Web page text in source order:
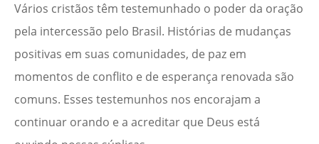
Vários cristãos têm testemunhado o poder da oração
pela intercessão pelo Brasil. Histórias de mudanças
positivas em suas comunidades, de paz em
momentos de conflito e de esperança renovada são
comuns. Esses testemunhos nos encorajam a
continuar orando e a acreditar que Deus está